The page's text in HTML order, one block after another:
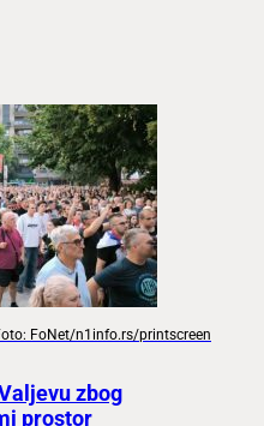
FoNet/n1info.rs/printscreen
zbog
prostor